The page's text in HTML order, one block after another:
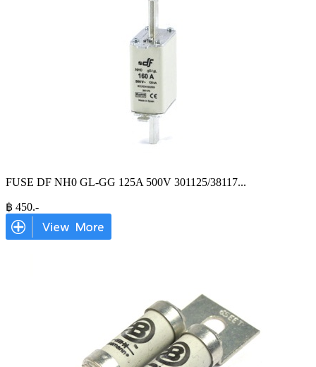
FUSE DF NH0 GL-GG 125A 500V 301125/38117...
฿ 450.-